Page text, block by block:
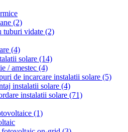
(2)
tuburi vidate (2)
(4)
solare (14)
/ amestec (4)
de incarcare instalatii solare (5)
instalatii solare (4)
instalatii solare (71)
(1)